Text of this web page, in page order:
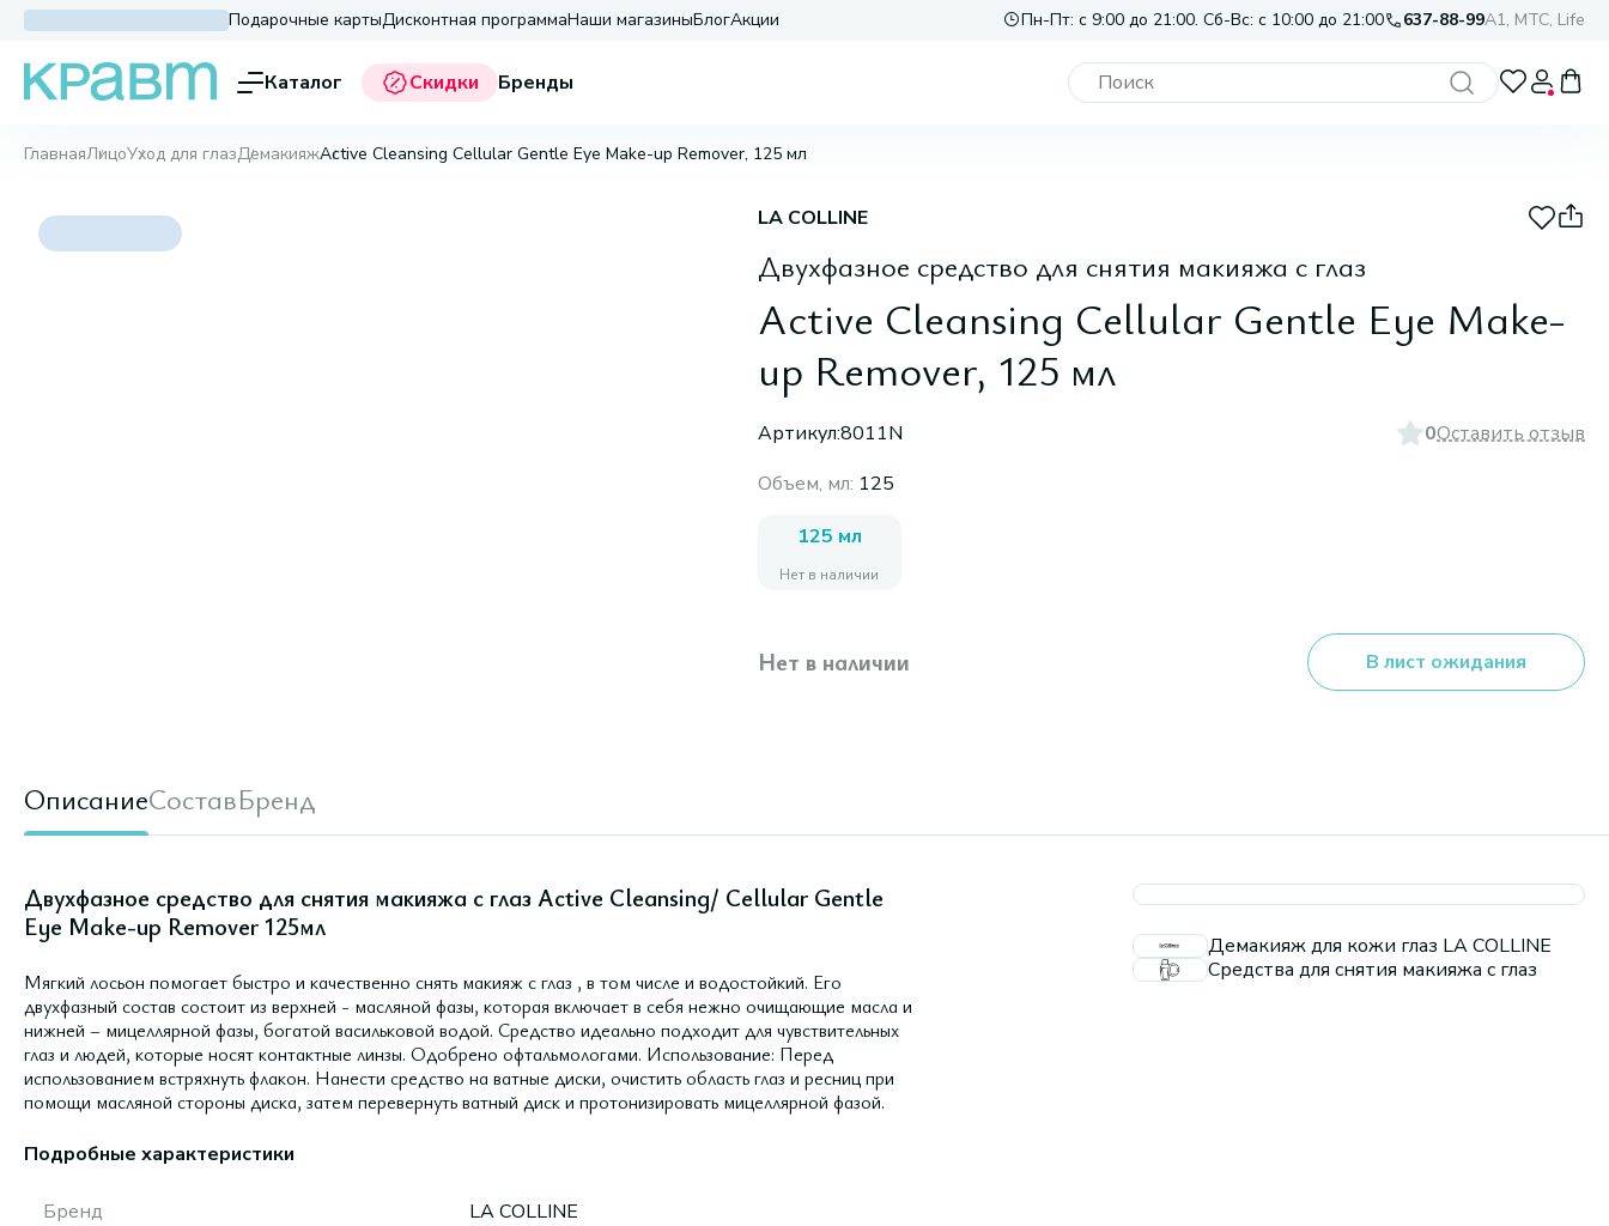
Подарочные картыДисконтная программаНаши магазиныБлогАкции Пн-Пт: с 9:00 до 21:00. Сб-Вс: с 10:00 до 21:00 637-88-99A1, МТС, Life
Каталог Скидки Бренды
ГлавнаяЛицоУход для глазДемакияжActive Cleansing Cellular Gentle Eye Make-up Remover, 125 мл
LA COLLINE
Двухфазное средство для снятия макияжа с глаз
Active Cleansing Cellular Gentle Eye Make-
up Remover, 125 мл
Артикул:8011N 0Оставить отзыв
Объем, мл: 125
125 мл
Нет в наличии
Нет в наличии В лист ожидания
ОписаниеСоставБренд
Двухфазное средство для снятия макияжа с глаз Active Cleansing/ Cellular Gentle
Eye Make-up Remover 125мл
Мягкий лосьон помогает быстро и качественно снять макияж с глаз , в том числе и водостойкий. Его
двухфазный состав состоит из верхней - масляной фазы, которая включает в себя нежно очищающие масла и
нижней – мицеллярной фазы, богатой васильковой водой. Средство идеально подходит для чувствительных
глаз и людей, которые носят контактные линзы. Одобрено офтальмологами. Использование: Перед
использованием встряхнуть флакон. Нанести средство на ватные диски, очистить область глаз и ресниц при
помощи масляной стороны диска, затем перевернуть ватный диск и протонизировать мицеллярной фазой.
Подробные характеристики
Бренд
LA COLLINE
Демакияж для кожи глаз LA COLLINE
Средства для снятия макияжа с глаз